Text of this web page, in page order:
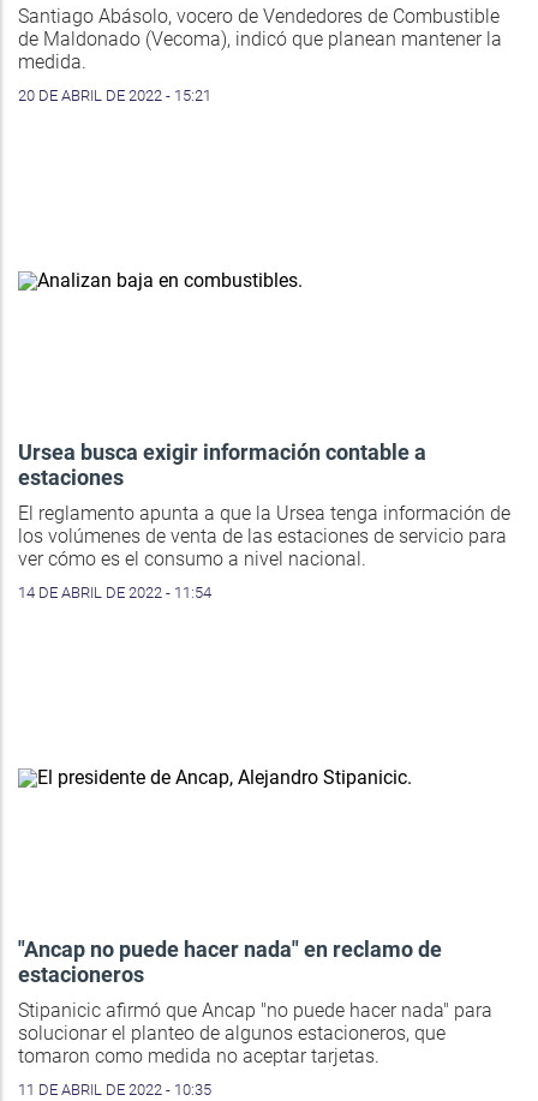
Santiago Abásolo, vocero de Vendedores de Combustible
de Maldonado (Vecoma), indicó que planean mantener la
medida.
20 DE ABRIL DE 2022 - 15:21
Ursea busca exigir información contable a
estaciones
El reglamento apunta a que la Ursea tenga información de
los volúmenes de venta de las estaciones de servicio para
ver cómo es el consumo a nivel nacional.
14 DE ABRIL DE 2022 - 11:54
"Ancap no puede hacer nada" en reclamo de
estacioneros
Stipanicic afirmó que Ancap "no puede hacer nada" para
solucionar el planteo de algunos estacioneros, que
tomaron como medida no aceptar tarjetas.
11 DE ABRIL DE 2022 - 10:35